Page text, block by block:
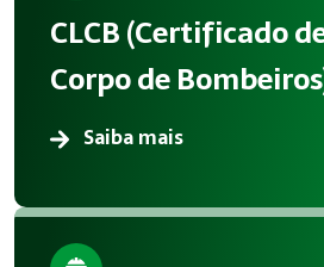
CLCB (Certificado
Corpo de
Saiba mais